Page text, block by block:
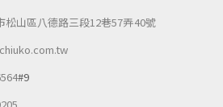
松山區八德路三段12巷57弄40號
#9